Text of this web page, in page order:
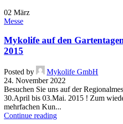
02 März
Messe
Mykolife auf den
2015
Posted by
Mykolife GmbH
24. November 2022
Besuchen Sie uns auf der
30.April bis 03.Mai. 2015 ! Zum
mehrfachen Kun...
Continue reading